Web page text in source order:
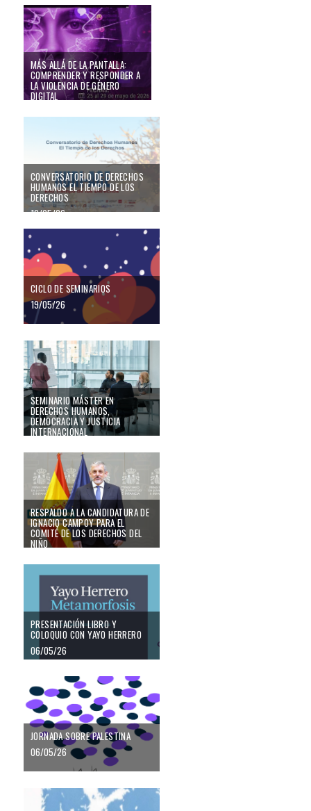
Más allá de la pantalla: Comprender y responder a la violencia de género
MÁS ALLÁ DE LA PANTALLA:
COMPRENDER Y RESPONDER A
LA VIOLENCIA DE GÉNERO
DIGITAL
Conversatorio de Derechos Humanos El Tiempo de los Derechos
CONVERSATORIO DE DERECHOS
HUMANOS EL TIEMPO DE LOS
DERECHOS
19/05/26
CICLO DE SEMINARIOS
CICLO DE SEMINARIOS
19/05/26
SEMINARIO MÁSTER EN DERECHOS HUMANOS, DEMOCRACIA Y
SEMINARIO MÁSTER EN
DERECHOS HUMANOS,
DEMOCRACIA Y JUSTICIA
INTERNACIONAL
RESPALDO A LA CANDIDATURA DE IGNACIO CAMPOY PARA EL
RESPALDO A LA CANDIDATURA DE
IGNACIO CAMPOY PARA EL
COMITÉ DE LOS DERECHOS DEL
NIÑO
Presentación libro y coloquio con Yayo Herrero
PRESENTACIÓN LIBRO Y
COLOQUIO CON YAYO HERRERO
06/05/26
Jornada sobre Palestina
JORNADA SOBRE PALESTINA
06/05/26
La flota fantasma rusa y la seguridad de la Unión Europea